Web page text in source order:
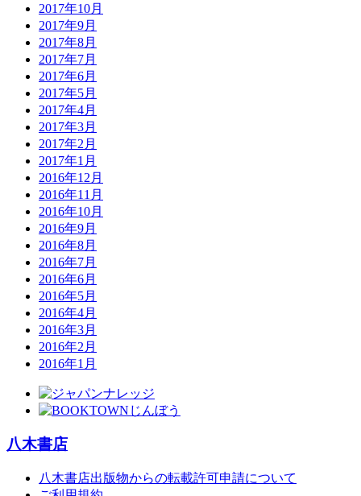
2017年10月
2017年9月
2017年8月
2017年7月
2017年6月
2017年5月
2017年4月
2017年3月
2017年2月
2017年1月
2016年12月
2016年11月
2016年10月
2016年9月
2016年8月
2016年7月
2016年6月
2016年5月
2016年4月
2016年3月
2016年2月
2016年1月
八木書店
八木書店出版物からの転載許可申請について